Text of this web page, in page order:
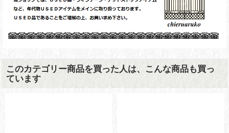
このカテゴリー商品を買った人は、こんな商品も買っ
ています